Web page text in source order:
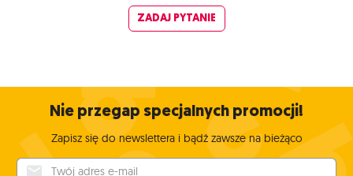
ZADAJ PYTANIE
Nie przegap specjalnych promocji!
Zapisz się do newslettera i bądź zawsze na bieżąco